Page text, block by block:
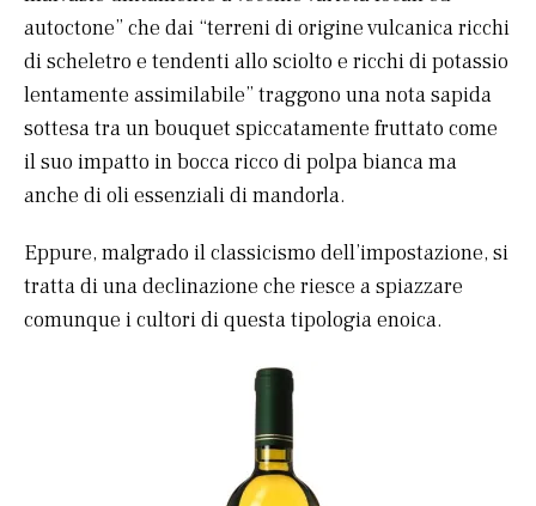
autoctone” che dai “terreni di origine vulcanica ricchi
di scheletro e tendenti allo sciolto e ricchi di potassio
lentamente assimilabile” traggono una nota sapida
sottesa tra un bouquet spiccatamente fruttato come
il suo impatto in bocca ricco di polpa bianca ma
anche di oli essenziali di mandorla.
Eppure, malgrado il classicismo dell’impostazione, si
tratta di una declinazione che riesce a spiazzare
comunque i cultori di questa tipologia enoica.